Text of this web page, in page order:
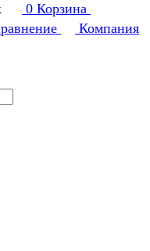
0 Корзина
Компания